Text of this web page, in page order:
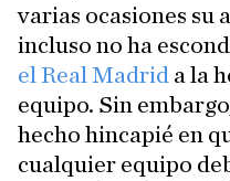
varias ocasiones su
incluso no ha
el Real Madrid a la
equipo. Sin
hecho hincapié en
cualquier equipo